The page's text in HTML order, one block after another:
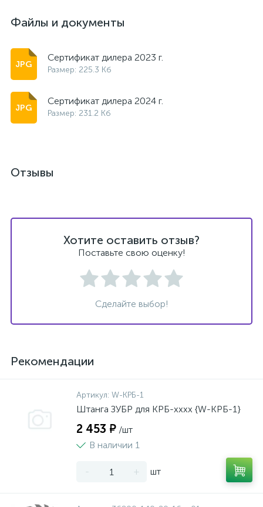
Файлы и документы
Сертификат дилера 2023 г.
Размер: 225.3 Кб
Сертификат дилера 2024 г.
Размер: 231.2 Кб
Отзывы
Хотите оставить отзыв?
Поставьте свою оценку!
Сделайте выбор!
Рекомендации
Артикул: W-КРБ-1
Штанга ЗУБР для КРБ-хххх {W-КРБ-1}
2 453 ₽ /шт
В наличии 1
- + шт